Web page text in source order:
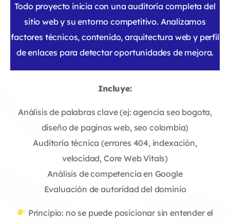
Todo proyecto inicia con una auditoría completa del
sitio web y su entorno competitivo. Analizamos
factores técnicos, contenido, arquitectura web y perfil
de enlaces para detectar oportunidades de mejora.
Incluye:
Análisis de palabras clave (ej: agencia seo bogota,
diseño de paginas web, seo colombia)
Auditoría técnica (errores 404, indexación,
velocidad, Core Web Vitals)
Análisis de competencia en Google
Evaluación de autoridad del dominio
Principio: no se puede posicionar sin entender el